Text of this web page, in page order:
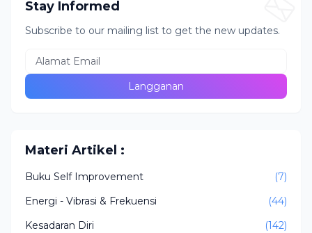
Stay Informed
Subscribe to our mailing list to get the new updates.
Materi Artikel :
Buku Self Improvement
(7)
Energi - Vibrasi & Frekuensi
(44)
Kesadaran Diri
(142)